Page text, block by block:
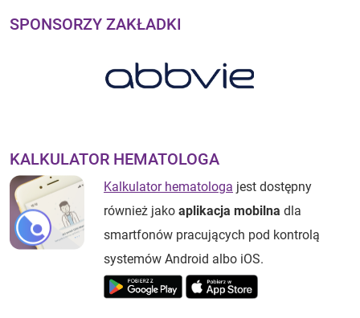
SPONSORZY ZAKŁADKI
KALKULATOR HEMATOLOGA
Kalkulator hematologa jest dostępny
również jako aplikacja mobilna dla
smartfonów pracujących pod kontrolą
systemów Android albo iOS.